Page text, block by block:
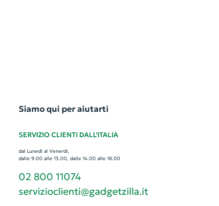
Siamo qui per aiutarti
SERVIZIO CLIENTI DALL'ITALIA
dal Lunedì al Venerdì,
dalle 9.00 alle 13.00, dalle 14.00 alle 18.00
02 800 11074
servizioclienti@gadgetzilla.it